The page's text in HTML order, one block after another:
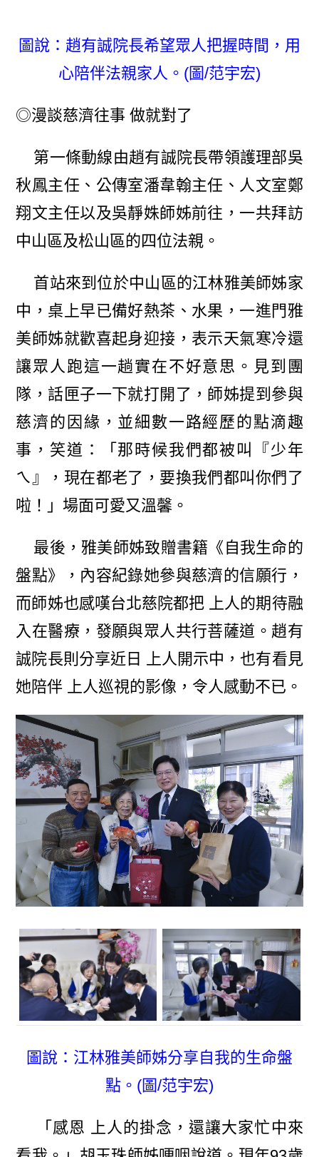
圖說：趙有誠院長希望眾人把握時間，用
心陪伴法親家人。(圖/范宇宏)
◎漫談慈濟往事 做就對了
第一條動線由趙有誠院長帶領護理部吳
秋鳳主任、公傳室潘韋翰主任、人文室鄭
翔文主任以及吳靜姝師姊前往，一共拜訪
中山區及松山區的四位法親。
首站來到位於中山區的江林雅美師姊家
中，桌上早已備好熱茶、水果，一進門雅
美師姊就歡喜起身迎接，表示天氣寒冷還
讓眾人跑這一趟實在不好意思。見到團
隊，話匣子一下就打開了，師姊提到參與
慈濟的因緣，並細數一路經歷的點滴趣
事，笑道：「那時候我們都被叫『少年
ㄟ』，現在都老了，要換我們都叫你們了
啦！」場面可愛又溫馨。
最後，雅美師姊致贈書籍《自我生命的
盤點》，內容紀錄她參與慈濟的信願行，
而師姊也感嘆台北慈院都把 上人的期待融
入在醫療，發願與眾人共行菩薩道。趙有
誠院長則分享近日 上人開示中，也有看見
她陪伴 上人巡視的影像，令人感動不已。
圖說：江林雅美師姊分享自我的生命盤
點。(圖/范宇宏)
「感恩 上人的掛念，還讓大家忙中來